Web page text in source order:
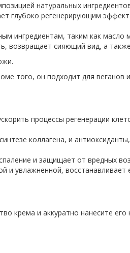
натуральных
глубоко регенерирующим
ингредиентам, таким как
возвращает сияющий вид, а
того, он подходит для веганов
процессы регенерации
коллагена, и
и защищает от вредных
и увлажненной, восстанавливает
крема и аккуратно нанесите